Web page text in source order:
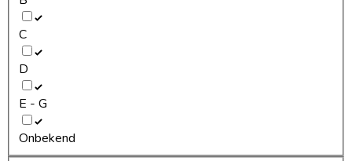
C
D
E - G
Onbekend